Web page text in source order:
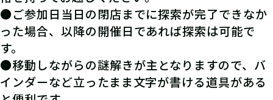
●ご参加日当日の閉店までに探索が完了できなか
った場合、以降の開催日であれば探索は可能で
す。
●移動しながらの謎解きが主となりますので、バ
インダーなど立ったまま文字が書ける道具がある